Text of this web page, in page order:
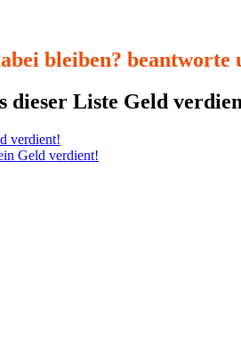
bleiben? beantworte
dieser Liste Geld
verdient!
Geld verdient!